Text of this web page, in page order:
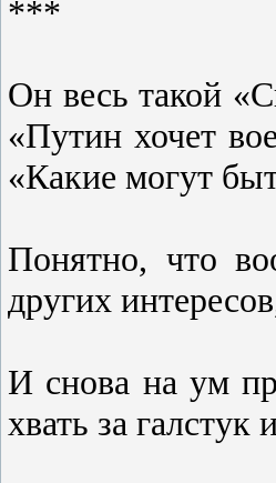
***
Он весь такой
«Путин хочет
«Какие могут
Понятно, что
других
И снова на ум
хвать за